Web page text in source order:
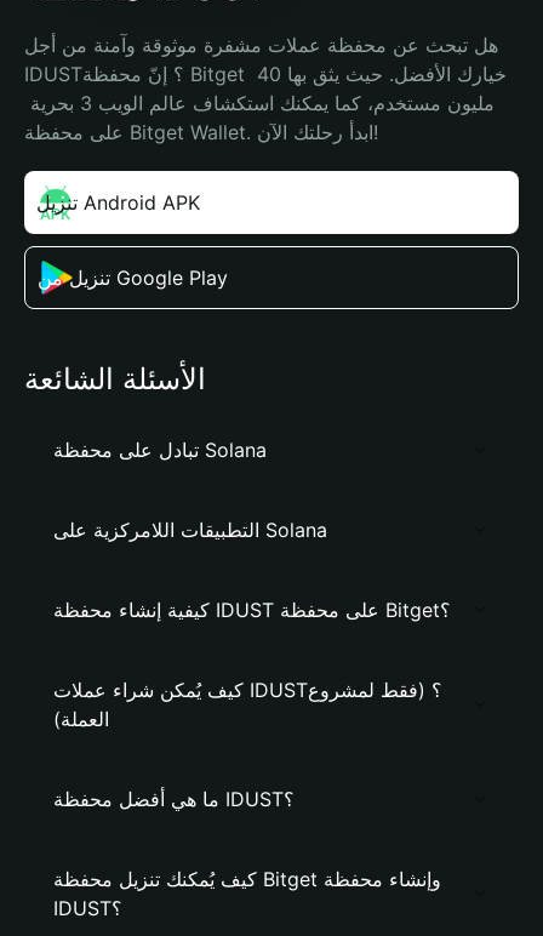
هل تبحث عن محفظة عملات مشفرة موثوقة وآمنة من أجل
IDUST؟ إنّ محفظة Bitget خيارك الأفضل. حيث يثق بها 40
على محفظة Bitget Wallet. ابدأ رحلتك الآن!
تنزيل Android APK
تنزيل من Google Play
الأسئلة الشائعة
تبادل على محفظة Solana
التطبيقات اللامركزية على Solana
كيفية إنشاء محفظة IDUST على محفظة Bitget؟
كيف يُمكن شراء عملات IDUST؟ (فقط لمشروع
العملة)
ما هي أفضل محفظة IDUST؟
كيف يُمكنك تنزيل محفظة Bitget وإنشاء محفظة
IDUST؟